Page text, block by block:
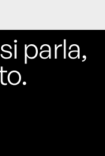
parla,